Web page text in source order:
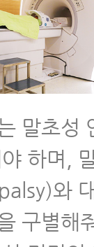
말초성
하며,
와
구별해